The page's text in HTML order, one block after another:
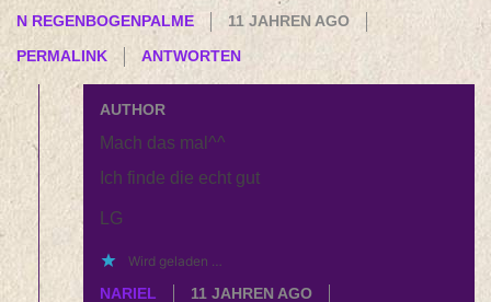
N REGENBOGENPALME
11 JAHREN AGO
PERMALINK ANTWORTEN
AUTHOR
Mach das mal^^
Ich finde die echt gut
LG
Wird geladen …
NARIEL
11 JAHREN AGO